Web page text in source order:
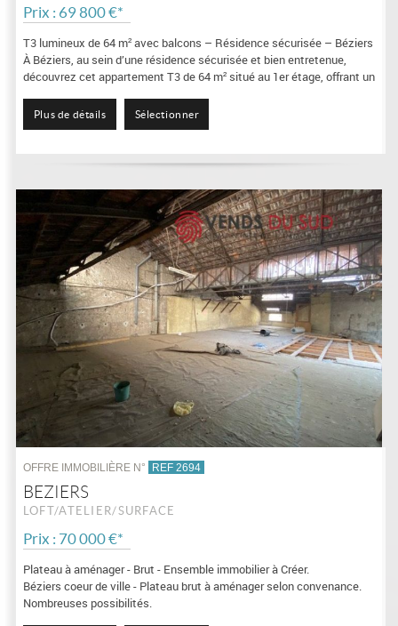
Prix : 69 800 €*
T3 lumineux de 64 m² avec balcons – Résidence sécurisée – Béziers
À Béziers, au sein d’une résidence sécurisée et bien entretenue,
découvrez cet appartement T3 de 64 m² situé au 1er étage, offrant un
Plus de détails Sélectionner
OFFRE IMMOBILIÈRE N° REF 2694
BEZIERS
LOFT/ATELIER/SURFACE
Prix : 70 000 €*
Plateau à aménager - Brut - Ensemble immobilier à Créer.
Béziers coeur de ville - Plateau brut à aménager selon convenance.
Nombreuses possibilités.